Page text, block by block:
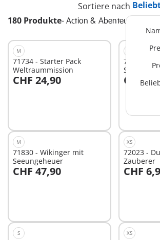
180 Produkte- Action & Abenteuer
Sortiere nach
M
71734 - Starter Pack
Weltraummission
CHF 24,90
In den Warenkorb
71805 -
CHFIn den
M
71830 - Wikinger mit
Seeungeheuer
CHF 47,90
In den Warenkorb
XS
72023 -
Zauberer
CHF
S XS